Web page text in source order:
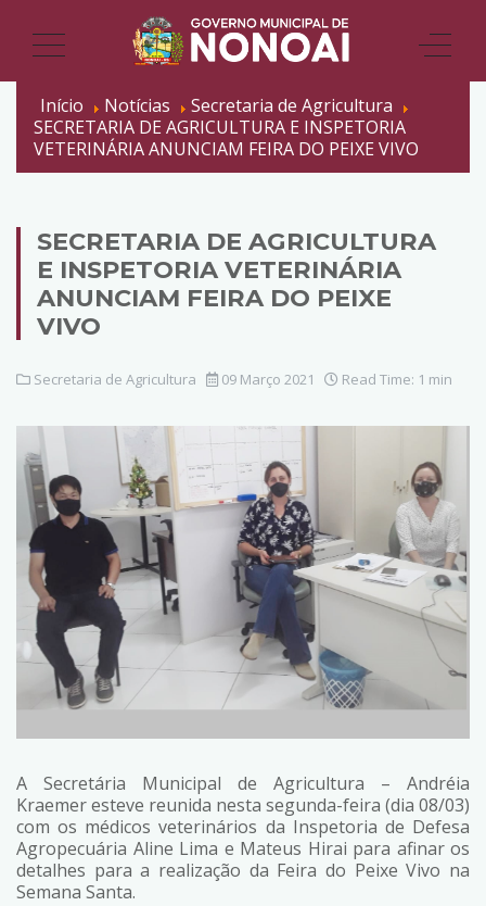
Início Notícias
Secretaria de Agricultura
SECRETARIA DE AGRICULTURA E INSPETORIA
VETERINÁRIA ANUNCIAM FEIRA DO PEIXE VIVO
SECRETARIA DE AGRICULTURA
E INSPETORIA VETERINÁRIA
ANUNCIAM FEIRA DO PEIXE
VIVO
Secretaria de Agricultura 09 Março 2021 Read Time: 1 min
A Secretária Municipal de Agricultura – Andréia
Kraemer esteve reunida nesta segunda-feira (dia 08/03)
com os médicos veterinários da Inspetoria de Defesa
Agropecuária Aline Lima e Mateus Hirai para afinar os
detalhes para a realização da Feira do Peixe Vivo na
Semana Santa.